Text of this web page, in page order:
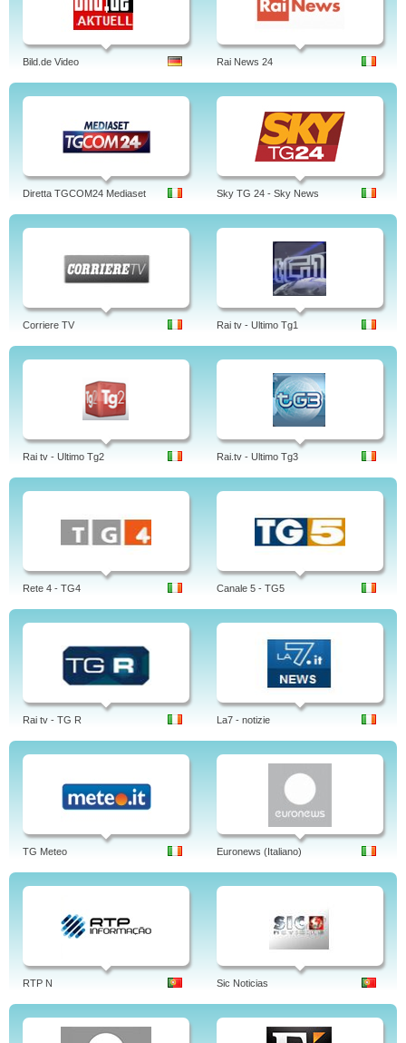
Bild.de Video Rai News 24
Diretta TGCOM24 Mediaset Sky TG 24 - Sky News
Corriere TV Rai tv - Ultimo Tg1
Rai tv - Ultimo Tg2 Rai.tv - Ultimo Tg3
Rete 4 - TG4 Canale 5 - TG5
Rai tv - TG R La7 - notizie
TG Meteo Euronews (Italiano)
RTP N Sic Noticias